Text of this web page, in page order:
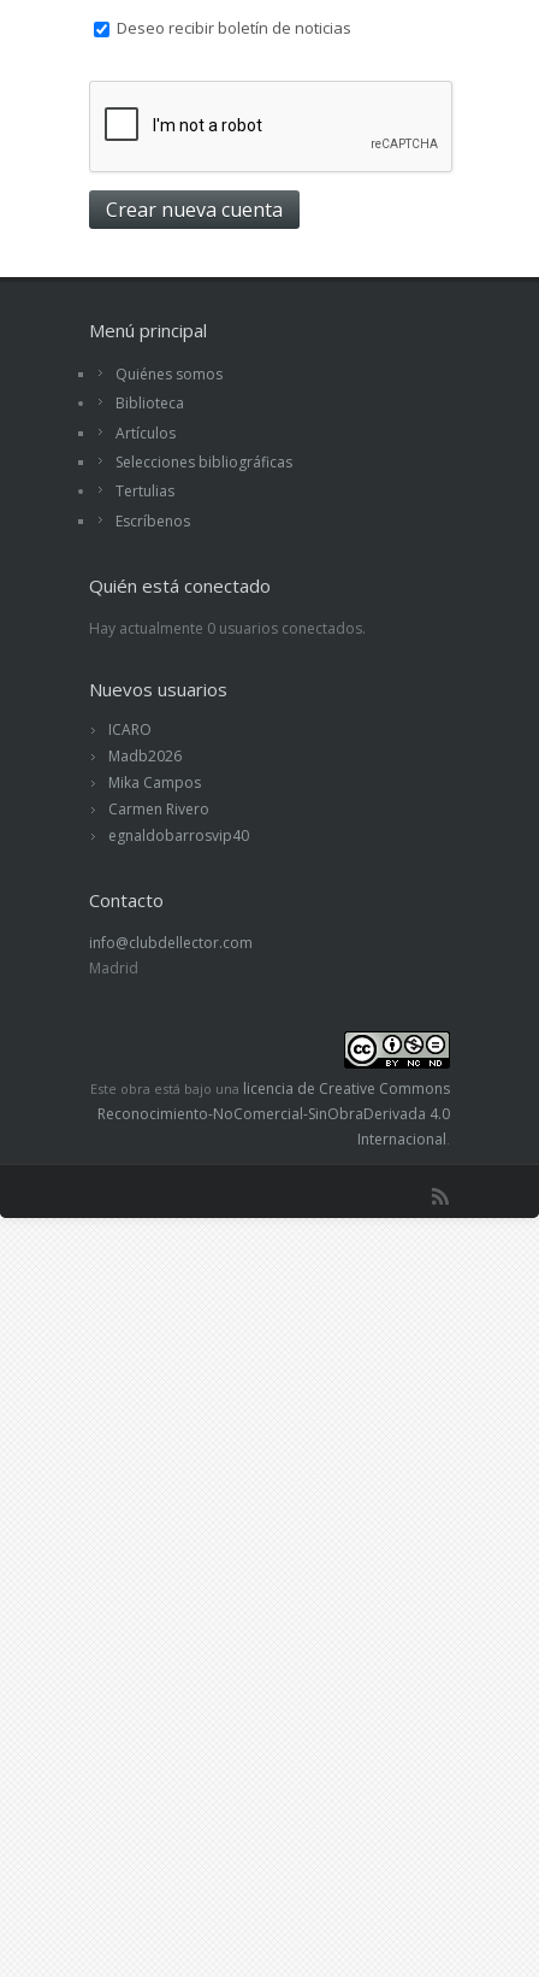
Deseo recibir boletín de noticias
Menú principal
Quiénes somos
Biblioteca
Artículos
Selecciones bibliográficas
Tertulias
Escríbenos
Quién está conectado
Hay actualmente 0 usuarios conectados.
Nuevos usuarios
ICARO
Madb2026
Mika Campos
Carmen Rivero
egnaldobarrosvip40
Contacto
info@clubdellector.com
Madrid
Este obra está bajo una licencia de Creative Commons
Reconocimiento-NoComercial-SinObraDerivada 4.0
Internacional